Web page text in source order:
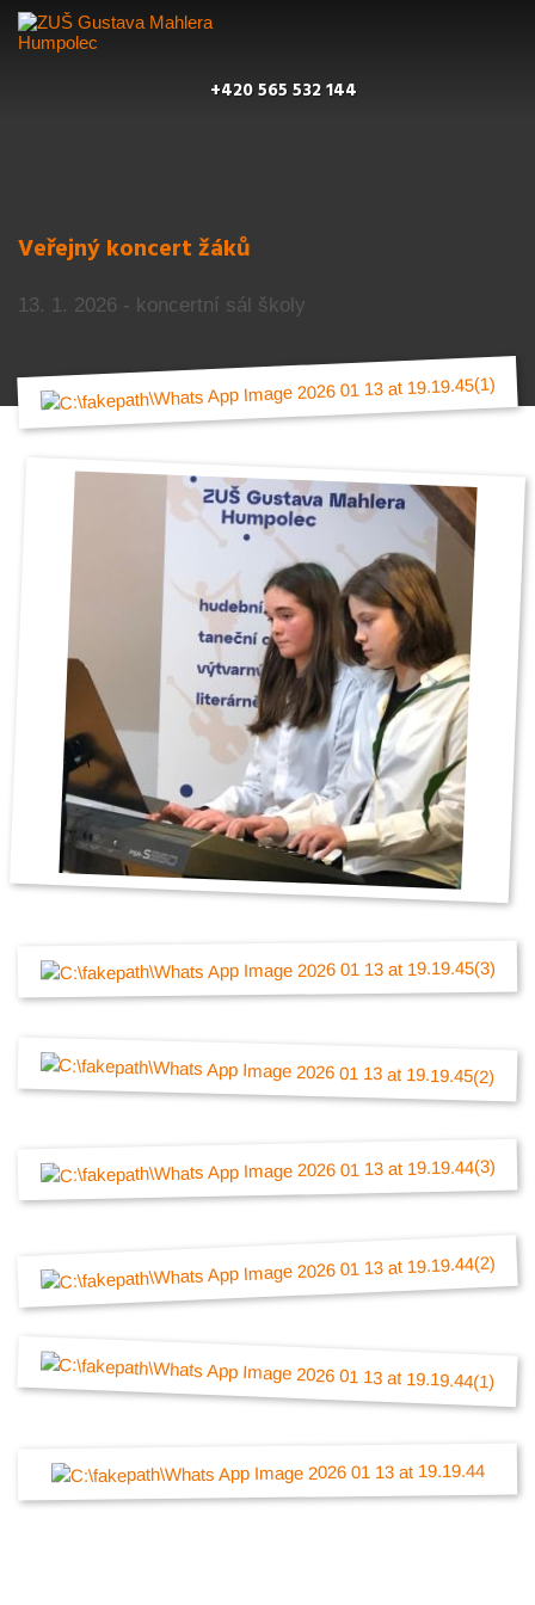
+420 565 532 144
Veřejný koncert žáků
13. 1. 2026 - koncertní sál školy